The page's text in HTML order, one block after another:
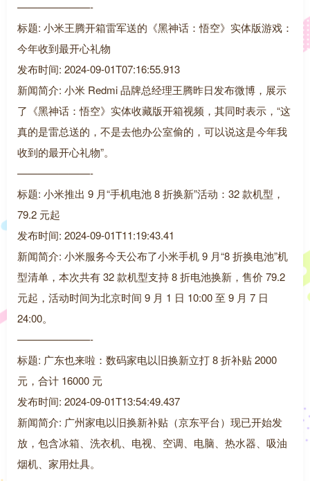
———————-
标题: 小米王腾开箱雷军送的《黑神话：悟空》实体版游戏：
今年收到最开心礼物
发布时间: 2024-09-01T07:16:55.913
新闻简介: 小米 Redmi 品牌总经理王腾昨日发布微博，展示
了《黑神话：悟空》实体收藏版开箱视频，其同时表示，“这
真的是雷总送的，不是去他办公室偷的，可以说这是今年我
收到的最开心礼物”。
———————-
标题: 小米推出 9 月“手机电池 8 折换新”活动：32 款机型，
79.2 元起
发布时间: 2024-09-01T11:19:43.41
新闻简介: 小米服务今天公布了小米手机 9 月“8 折换电池”机
型清单，本次共有 32 款机型支持 8 折电池换新，售价 79.2
元起，活动时间为北京时间 9 月 1 日 10:00 至 9 月 7 日
24:00。
———————-
标题: 广东也来啦：数码家电以旧换新立打 8 折补贴 2000
元，合计 16000 元
发布时间: 2024-09-01T13:54:49.437
新闻简介: 广州家电以旧换新补贴（京东平台）现已开始发
放，包含冰箱、洗衣机、电视、空调、电脑、热水器、吸油
烟机、家用灶具。